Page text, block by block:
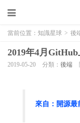
當前位置： 知識星球 > 後
2019年4月
2019-05-20 分類： 後端
來自：開源最